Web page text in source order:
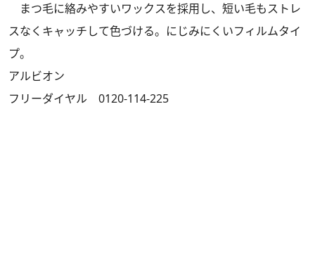
まつ毛に絡みやすいワックスを採用し、短い毛もストレ
スなくキャッチして色づける。にじみにくいフィルムタイ
プ。
アルビオン
フリーダイヤル 0120-114-225